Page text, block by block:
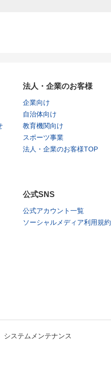
法人・企業のお客様
企業向け
自治体向け
教育機関向け
スポーツ事業
法人・企業のお客様TOP
公式SNS
公式アカウント一覧
ソーシャルメディア利用規約
システムメンテナンス